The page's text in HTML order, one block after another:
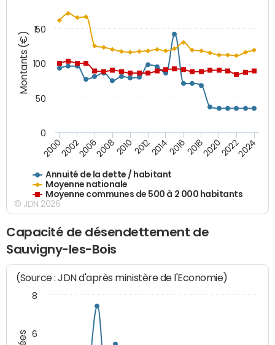
Montants (€)
Annuité de la dette / habitant
Moyenne nationale
Moyenne communes de 500 à 2 000 habitants
200020022006200820102012201420162018202020222024
0
50
100
150
© JDN 2026
Capacité de désendettement de
Sauvigny-les-Bois
(Source : JDN d'après ministère de l'Economie)
6
8